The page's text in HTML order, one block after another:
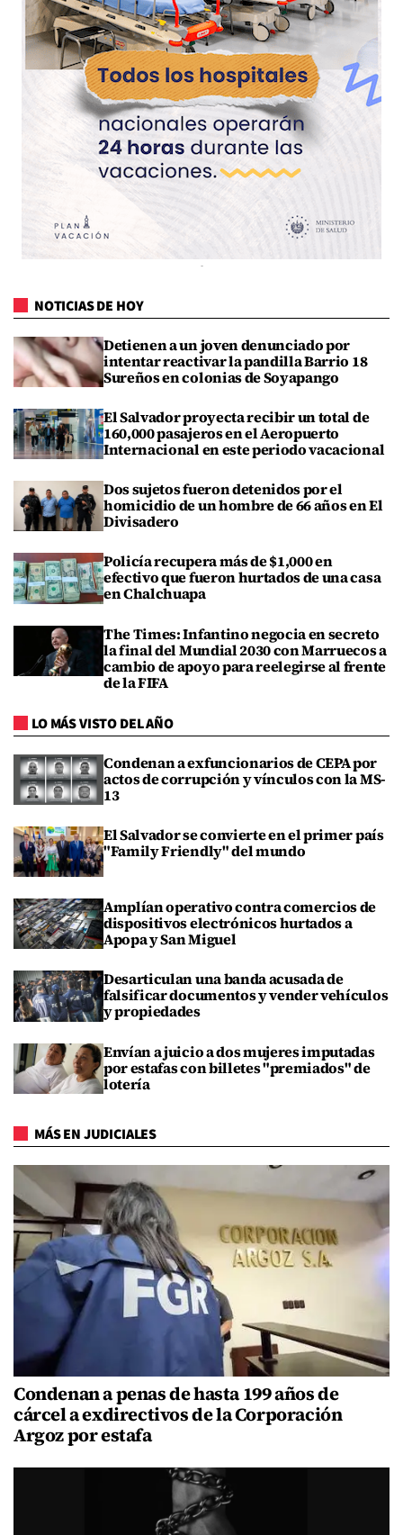
NOTICIAS DE HOY
Detienen a un joven denunciado por
intentar reactivar la pandilla Barrio 18
Sureños en colonias de Soyapango
El Salvador proyecta recibir un total de
160,000 pasajeros en el Aeropuerto
Internacional en este periodo vacacional
Dos sujetos fueron detenidos por el
homicidio de un hombre de 66 años en El
Divisadero
Policía recupera más de $1,000 en
efectivo que fueron hurtados de una casa
en Chalchuapa
The Times: Infantino negocia en secreto
la final del Mundial 2030 con Marruecos a
cambio de apoyo para reelegirse al frente
de la FIFA
LO MÁS VISTO DEL AÑO
Condenan a exfuncionarios de CEPA por
actos de corrupción y vínculos con la MS-
13
El Salvador se convierte en el primer país
"Family Friendly" del mundo
Amplían operativo contra comercios de
dispositivos electrónicos hurtados a
Apopa y San Miguel
Desarticulan una banda acusada de
falsificar documentos y vender vehículos
y propiedades
Envían a juicio a dos mujeres imputadas
por estafas con billetes "premiados" de
lotería
MÁS EN JUDICIALES
Condenan a penas de hasta 199 años de
cárcel a exdirectivos de la Corporación
Argoz por estafa